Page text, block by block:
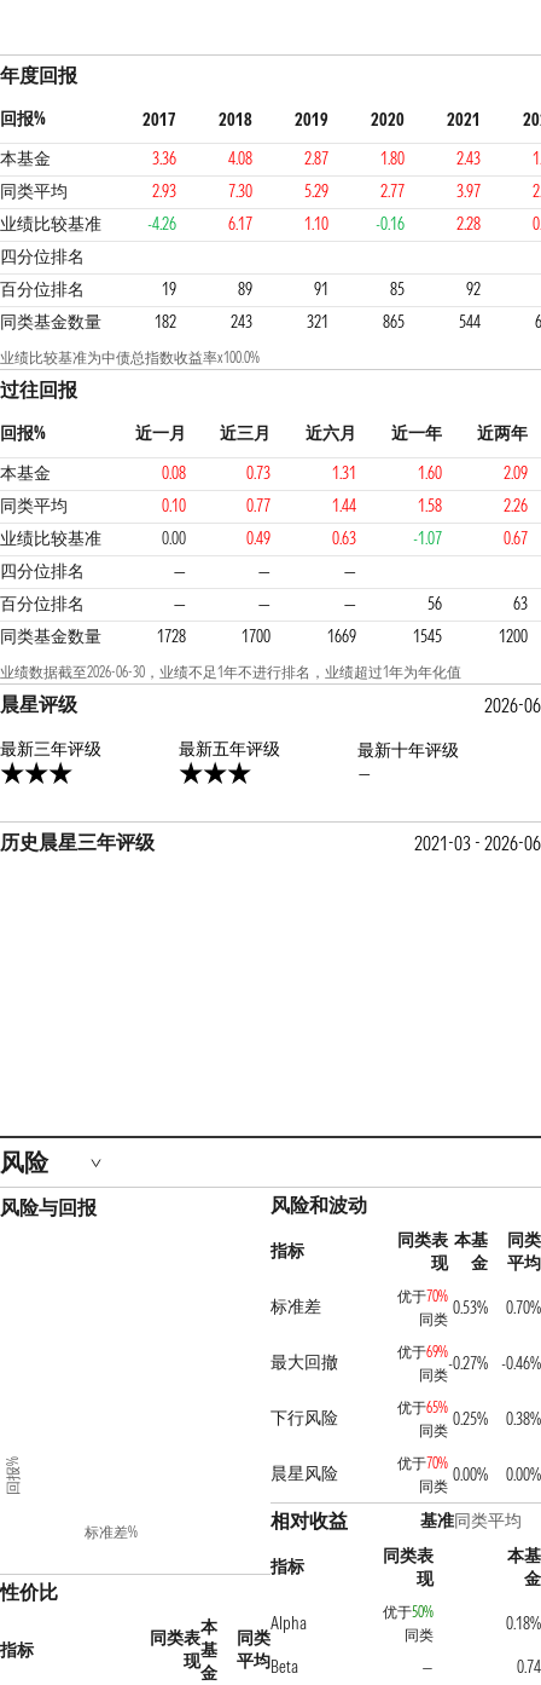
年度回报
回报% 2017 2018 2019 2020 2021
本基金
3.36 4.08 2.87 1.80 2.43
同类平均
2.93 7.30 5.29 2.77 3.97
业绩比较基准
-4.26 6.17 1.10 -0.16 2.28
四分位排名
1 4 4 4 4 4
百分位排名 19 89 91 85
92
同类基金数量
182 243 321 865 544
业绩比较基准为中债总指数收益率x100.0%
过往回报
回报% 近一月 近三月 近六月 近一年
近两年
本基金
0.08 0.73 1.31 1.60
2.09
同类平均
0.10 0.77 1.44 1.58
2.26
业绩比较基准
0.00 0.49 0.63 -1.07
0.67
四分位排名
— — —
3 3 3
百分位排名 — — — 56
63
同类基金数量
1728 1700 1669 1545 1200
业绩数据截至2026-06-30，业绩不足1年不进行排名，业绩超过1年为年化值
晨星评级 2026-06
最新三年评级 最新五年评级
最新十年评级
—
历史晨星三年评级 2021-03 - 2026-06
风险
风险与回报
标准差%
回报%
性价比
指标
同类表
现
本
基
金
同类
平均
风险和波动
指标
同类表
现
本基
金
同类
平均
标准差
优于70%
同类
0.53% 0.70%
最大回撤 优于69%
同类
-0.27% -0.46%
下行风险 优于65%
同类
0.25% 0.38%
晨星风险 优于70%
同类
0.00% 0.00%
相对收益 基准同类平均
指标
同类表
现
本基
金
Alpha
优于50%
同类
0.18%
Beta
—
0.74